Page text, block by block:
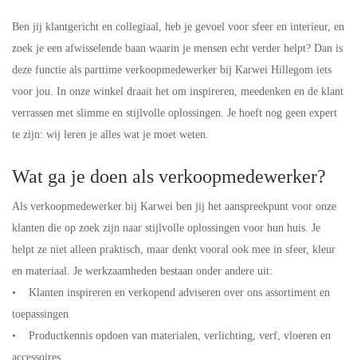
Ben jij klantgericht en collegiaal, heb je gevoel voor sfeer en interieur, en
zoek je een afwisselende baan waarin je mensen echt verder helpt? Dan is
deze functie als parttime verkoopmedewerker bij Karwei Hillegom iets
voor jou. In onze winkel draait het om inspireren, meedenken en de klant
verrassen met slimme en stijlvolle oplossingen. Je hoeft nog geen expert
te zijn: wij leren je alles wat je moet weten.
Wat ga je doen als verkoopmedewerker?
Als verkoopmedewerker bij Karwei ben jij het aanspreekpunt voor onze
klanten die op zoek zijn naar stijlvolle oplossingen voor hun huis. Je
helpt ze niet alleen praktisch, maar denkt vooral ook mee in sfeer, kleur
en materiaal. Je werkzaamheden bestaan onder andere uit:
• Klanten inspireren en verkopend adviseren over ons assortiment en
toepassingen
• Productkennis opdoen van materialen, verlichting, verf, vloeren en
accessoires